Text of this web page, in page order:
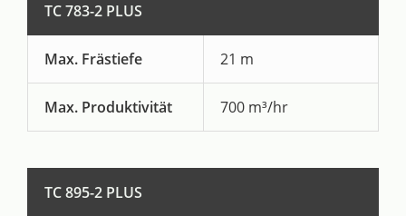
TC 783-2 PLUS
Max. Frästiefe 21 m
Max. Produktivität 700 m³/hr
TC 895-2 PLUS